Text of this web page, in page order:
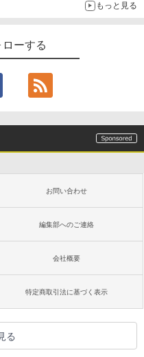
もっと見る
ーする
お問い合わせ
編集部へのご連絡
会社概要
特定商取引法に基づく表示
る